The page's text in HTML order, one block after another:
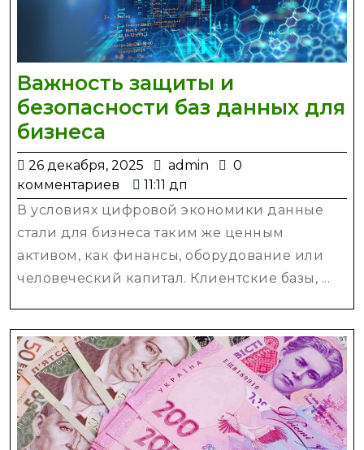
Важность защиты и
безопасности баз данных для
бизнеса
защиты
и
безопасности
баз
данных
для
26 декабря, 2025
26
декабря,
2025
admin admin
0
комментариев
11:11 дп
В условиях цифровой экономики данные
стали для бизнеса таким же ценным
активом, как финансы, оборудование или
человеческий капитал. Клиентские базы, ...